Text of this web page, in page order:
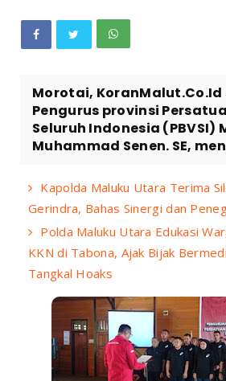
Morotai,
Pengurus provinsi
Seluruh Indonesia (PBVSI)
Muhammad Senen. SE,
Kapolda Maluku Utara Terima
Gerindra, Bahas Sinergi dan
Polda Maluku Utara Edukasi
KKN di Tabona, Ajak Bijak
Tangkal Hoaks